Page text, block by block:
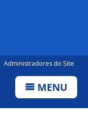
Administradores do Site
MENU